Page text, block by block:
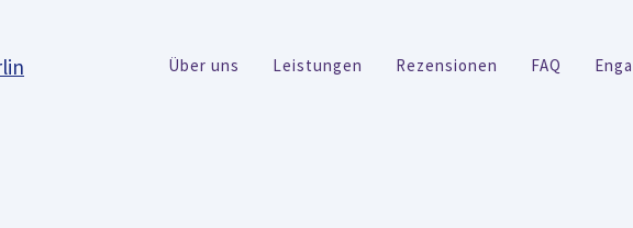
Über uns Leistungen Rezensionen FAQ